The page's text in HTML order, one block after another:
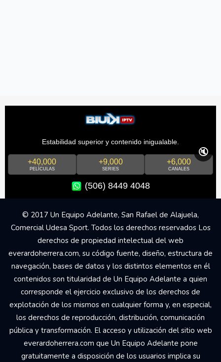
Estabilidad superior y contenido inigualable.
+40,000
PELÍCULAS
+9,000
SERIES
+6,000
CANALES
(506) 8449 4048
🔇
© 2017 Un Equipo Adelante, San Rafael de Alajuela,
Comercial Udesa Sport. Todos los derechos reservados Los
derechos de propiedad intelectual del web
everardoherrera.com, su código fuente, diseño, estructura de
navegación, bases de datos y los distintos elementos en él
contenidos son titularidad de Un Equipo Adelante a quien
corresponde el ejercicio exclusivo de los derechos de
explotación de los mismos en cualquier forma y, en especial,
los derechos de reproducción, distribución, comunicación
pública y transformación. El acceso y utilización del sitio web
everardoherrera.com que Un Equipo Adelante pone
gratuitamente a disposición de los usuarios implica su